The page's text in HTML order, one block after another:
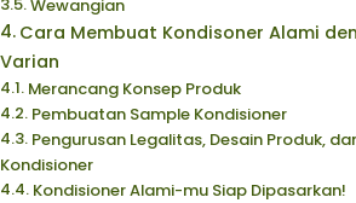
Wewangian
Cara Membuat Kondisoner Alami
Varian
Merancang Konsep Produk
Pembuatan Sample Kondisioner
Pengurusan Legalitas, Desain Produk,
Kondisioner
Kondisioner Alami-mu Siap Dipasarkan!